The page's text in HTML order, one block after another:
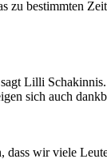
zu bestimmten
Lilli
sich auch
dass wir viele